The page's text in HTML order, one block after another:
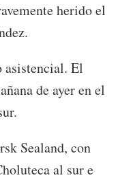
herido el
asistencial. El
de ayer en el
Sealand, con
al sur e